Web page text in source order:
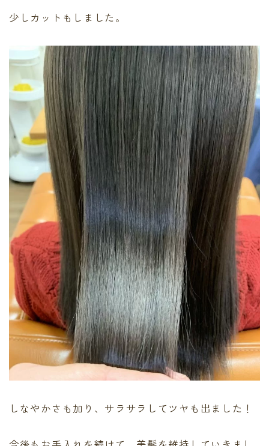
少しカットもしました。
しなやかさも加り、サラサラしてツヤも出ました！